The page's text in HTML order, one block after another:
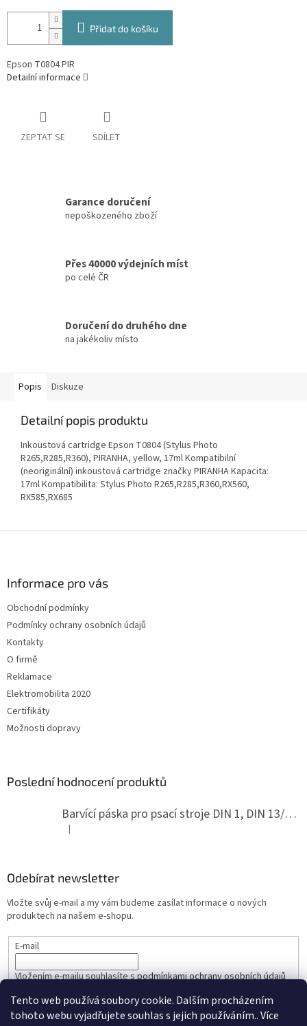
Tento web používá soubory cookie. Dalším procházením
tohoto webu vyjadřujete souhlas s jejich používáním.. Více
Přidat do košíku
Epson T0804 PIR
Detailní informace
ZEPTAT SE SDÍLET
Garance doručení
nepoškozeného zboží
Přes 40000 výdejních míst
po celé ČR
Doručení do druhého dne
na jakékoliv místo
Popis Diskuze
Detailní popis produktu
Inkoustová cartridge Epson T0804 (Stylus Photo
R265,R285,R360), PIRANHA, yellow, 17ml Kompatibilní
(neoriginální) inkoustová cartridge značky PIRANHA Kapacita:
17ml Kompatibilita: Stylus Photo R265,R285,R360,RX560,
RX585,RX685
Informace pro vás
Obchodní podmínky
Podmínky ochrany osobních údajů
Kontakty
O firmě
Reklamace
Elektromobilita 2020
Certifikáty
Možnosti dopravy
Poslední hodnocení produktů
Barvící páska pro psací stroje DIN 1, DIN 13/10, LAND, PA červenočerná
Hodnocení produktu je 5 z 5 hvězdiček.
|
Odebírat newsletter
Vložte svůj e-mail a my vám budeme zasílat informace o nových
produktech na našem e-shopu.
E-mail
Vložením e-mailu souhlasíte spodmínkami ochrany osobních údajů
PŘIHLÁSIT SE